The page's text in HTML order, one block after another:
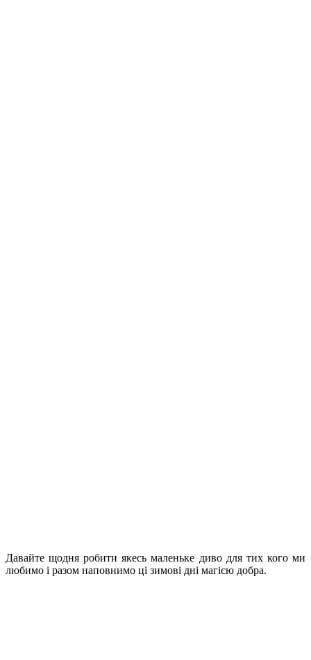
Давайте щодня робити якесь маленьке диво для тих кого ми
любимо і разом наповнимо ці зимові дні магією добра.